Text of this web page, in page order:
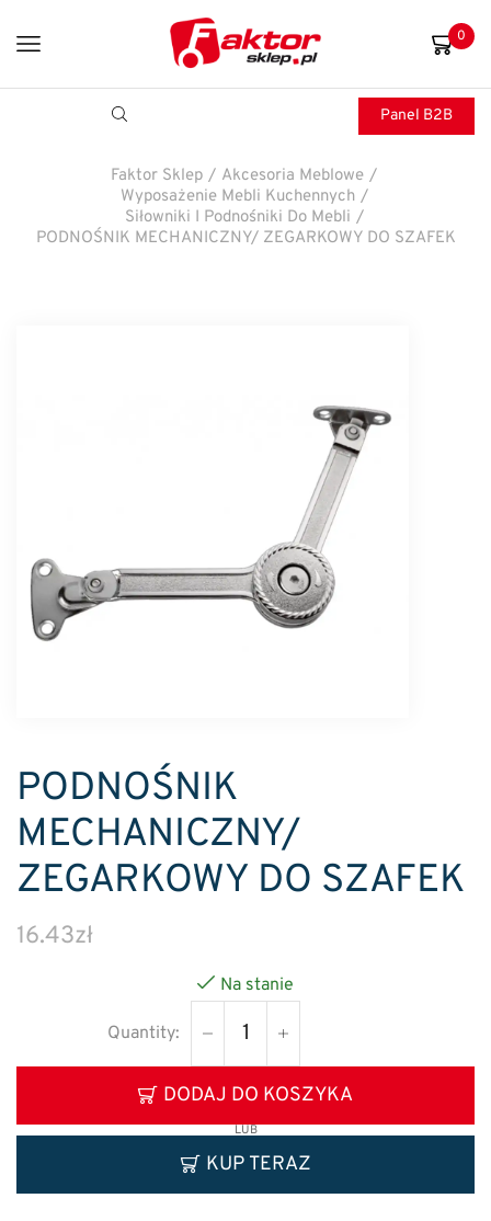
0
Panel B2B
Faktor Sklep / Akcesoria Meblowe /
Wyposażenie Mebli Kuchennych /
Siłowniki I Podnośniki Do Mebli /
PODNOŚNIK MECHANICZNY/ ZEGARKOWY DO SZAFEK
PODNOŚNIK
MECHANICZNY/
ZEGARKOWY DO SZAFEK
16.43zł
Na stanie
DODAJ DO KOSZYKA
LUB
KUP TERAZ